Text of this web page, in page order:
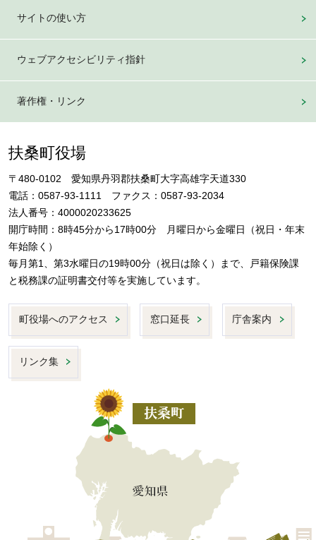
サイトの使い方
ウェブアクセシビリティ指針
著作権・リンク
扶桑町役場
〒480-0102 愛知県丹羽郡扶桑町大字高雄字天道330
電話：0587-93-1111 ファクス：0587-93-2034
法人番号：4000020233625
開庁時間：8時45分から17時00分 月曜日から金曜日（祝日・年末
年始除く）
毎月第1、第3水曜日の19時00分（祝日は除く）まで、戸籍保険課
と税務課の証明書交付等を実施しています。
町役場へのアクセス 窓口延長 庁舎案内
リンク集